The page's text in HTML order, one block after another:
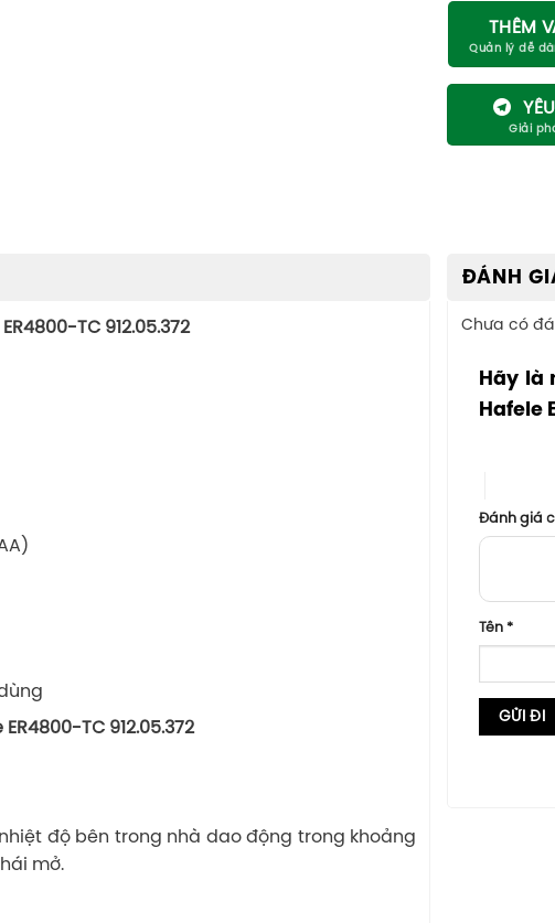
THÊM
TC 912.05.372
TC 912.05.372
độ bên trong nhà dao động trong khoảng
mở.
ĐÁNH
Chưa có
Hãy là
Hafele
Đánh giá
Tên*